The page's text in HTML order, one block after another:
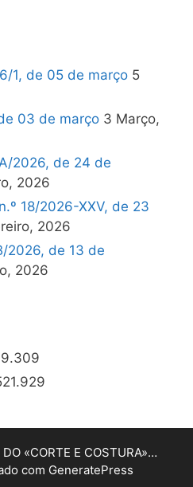
1, de 05 de março 5
03 de março 3 Março,
2026, de 24 de
2026
18/2026-XXV, de 23
2026
2026, de 13 de
2026
«CORTE E COSTURA»…
com GeneratePress